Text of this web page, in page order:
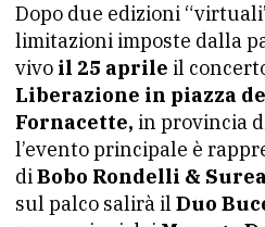
Dopo due edizioni
limitazioni imposte dalla
vivo il 25 aprile il
Liberazione in piazza
Fornacette, in provincia
l’evento principale è
diBobo Rondelli &
sul palco salirà il Duo